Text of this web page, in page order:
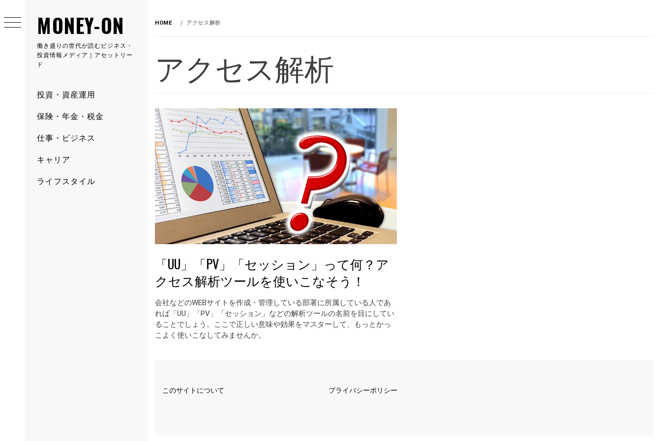
MONEY-ON
働き盛りの世代が読むビジネス・
投資情報メディア｜アセットリー
ド
投資・資産運用
保険・年金・税金
仕事・ビジネス
キャリア
ライフスタイル
HOME アクセス解析
アクセス解析
「UU」「PV」「セッション」って何？ア
クセス解析ツールを使いこなそう！
会社などのWEBサイトを作成・管理している部署に所属している人であ
れば「UU」「PV」「セッション」などの解析ツールの名前を目にしてい
ることでしょう。ここで正しい意味や効果をマスターして、もっとかっ
こよく使いこなしてみませんか。
このサイトについて プライバシーポリシー